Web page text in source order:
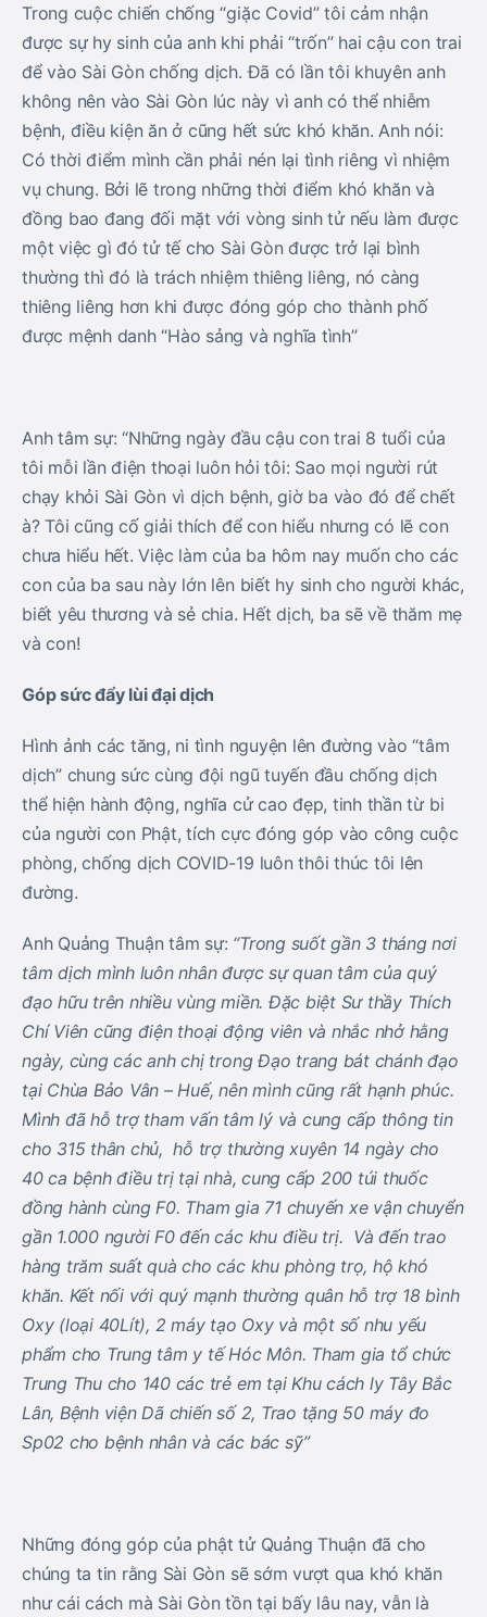
Trong cuộc chiến chống “giặc Covid” tôi cảm nhận
được sự hy sinh của anh khi phải “trốn” hai cậu con trai
để vào Sài Gòn chống dịch. Đã có lần tôi khuyên anh
không nên vào Sài Gòn lúc này vì anh có thể nhiễm
bệnh, điều kiện ăn ở cũng hết sức khó khăn. Anh nói:
Có thời điểm mình cần phải nén lại tình riêng vì nhiệm
vụ chung. Bởi lẽ trong những thời điểm khó khăn và
đồng bao đang đối mặt với vòng sinh tử nếu làm được
một việc gì đó tử tế cho Sài Gòn được trở lại bình
thường thì đó là trách nhiệm thiêng liêng, nó càng
thiêng liêng hơn khi được đóng góp cho thành phố
được mệnh danh “Hào sảng và nghĩa tình”
Anh tâm sự: “Những ngày đầu cậu con trai 8 tuổi của
tôi mỗi lần điện thoại luôn hỏi tôi: Sao mọi người rút
chạy khỏi Sài Gòn vì dịch bệnh, giờ ba vào đó để chết
à? Tôi cũng cố giải thích để con hiểu nhưng có lẽ con
chưa hiểu hết. Việc làm của ba hôm nay muốn cho các
con của ba sau này lớn lên biết hy sinh cho người khác,
biết yêu thương và sẻ chia. Hết dịch, ba sẽ về thăm mẹ
và con!
Góp sức đẩy lùi đại dịch
Hình ảnh các tăng, ni tình nguyện lên đường vào “tâm
dịch” chung sức cùng đội ngũ tuyến đầu chống dịch
thể hiện hành động, nghĩa cử cao đẹp, tinh thần từ bi
của người con Phật, tích cực đóng góp vào công cuộc
phòng, chống dịch COVID-19 luôn thôi thúc tôi lên
đường.
Anh Quảng Thuận tâm sự: “Trong suốt gần 3 tháng nơi
tâm dịch mình luôn nhân được sự quan tâm của quý
đạo hữu trên nhiều vùng miền. Đặc biệt Sư thầy Thích
Chí Viên cũng điện thoại động viên và nhắc nhở hằng
ngày, cùng các anh chị trong Đạo trang bát chánh đạo
tại Chùa Bảo Vân – Huế, nên mình cũng rất hạnh phúc.
Mình đã hỗ trợ tham vấn tâm lý và cung cấp thông tin
cho 315 thân chủ, hỗ trợ thường xuyên 14 ngày cho
40 ca bệnh điều trị tại nhà, cung cấp 200 túi thuốc
đồng hành cùng F0. Tham gia 71 chuyến xe vận chuyển
gần 1.000 người F0 đến các khu điều trị. Và đến trao
hàng trăm suất quà cho các khu phòng trọ, hộ khó
khăn. Kết nối với quý mạnh thường quân hỗ trợ 18 bình
Oxy (loại 40Lít), 2 máy tạo Oxy và một số nhu yếu
phẩm cho Trung tâm y tế Hóc Môn. Tham gia tổ chức
Trung Thu cho 140 các trẻ em tại Khu cách ly Tây Bắc
Lân, Bệnh viện Dã chiến số 2, Trao tặng 50 máy đo
Sp02 cho bệnh nhân và các bác sỹ”
Những đóng góp của phật tử Quảng Thuận đã cho
chúng ta tin rằng Sài Gòn sẽ sớm vượt qua khó khăn
như cái cách mà Sài Gòn tồn tại bấy lâu nay, vẫn là